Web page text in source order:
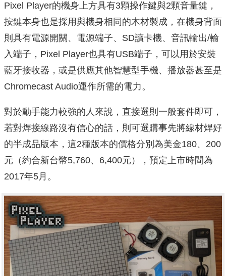
Pixel Player的機身上方具有3顆操作鍵與2顆音量鍵，
按鍵本身也是採用與機身相同的木材製成，在機身背面
則具有電源開關、電源端子、SD讀卡機、音訊輸出/輸
入端子，Pixel Player也具有USB端子，可以用於安裝
藍牙接收器，或是供應其他智慧型手機、播放器甚至是
Chromecast Audio運作所需的電力。
對於動手能力較強的人來說，直接選則一般套件即可，
若對焊接線路沒有信心的話，則可選購事先將線材焊好
的半成品版本，這2種版本的價格分別為美金180、200
元（約合新台幣5,760、6,400元），預定上市時間為
2017年5月。